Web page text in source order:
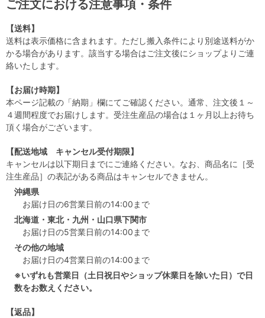
ご注文における注意事項・条件
【送料】
送料は表示価格に含まれます。ただし搬入条件により別途送料がか
かる場合があります。該当する場合はご注文後にショップよりご連
絡いたします。
【お届け時期】
本ページ記載の「納期」欄にてご確認ください。通常、注文後１～
４週間程度でお届けします。受注生産品の場合は１ヶ月以上お待ち
頂く場合がございます。
【配送地域 キャンセル受付期限】
キャンセルは以下期日までにご連絡ください。なお、商品名に［受
注生産品］の表記がある商品はキャンセルできません。
沖縄県
お届け日の6営業日前の14:00まで
北海道・東北・九州・山口県下関市
お届け日の5営業日前の14:00まで
その他の地域
お届け日の4営業日前の14:00まで
※いずれも営業日（土日祝日やショップ休業日を除いた日）で日
数をお数えください。
【返品】